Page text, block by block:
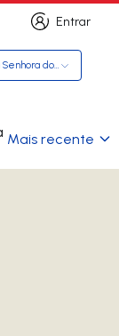
Entrar
Entrar
do Pranto
Mais recente